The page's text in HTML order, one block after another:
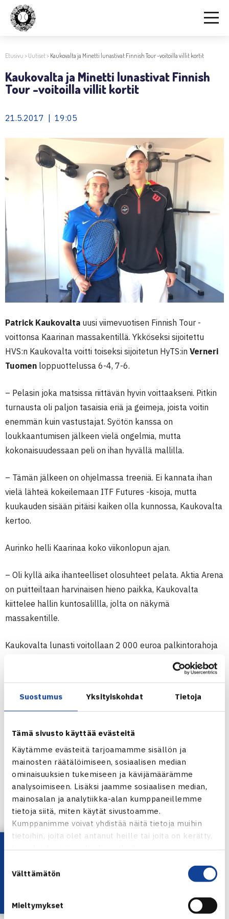
Suostumus Yksityiskohdat Tietoja
Tämä sivusto käyttää evästeitä
Käytämme evästeitä tarjoamamme sisällön ja
mainosten räätälöimiseen, sosiaalisen median
ominaisuuksien tukemiseen ja kävijämäärämme
analysoimiseen. Lisäksi jaamme sosiaalisen median,
mainosalan ja analytiikka-alan kumppaneillemme
tietoja siitä, miten käytät sivustoamme.
Kumppanimme voivat yhdistää näitä tietoja muihin
tietoihin, joita olet antanut heille tai joita on kerätty,
kun olet käyttänyt heidän palvelujaan.
valinta
Välttämätön
Mieltymykset
Etusivu > Uutiset> Kaukovalta ja Minetti lunastivat Finnish Tour -voitoilla villit kortit
Kaukovalta ja Minetti lunastivat Finnish
Tour -voitoilla villit kortit
21.5.2017 | 19:05
Patrick Kaukovalta uusi viimevuotisen Finnish Tour -
voittonsa Kaarinan massakentillä. Ykköseksi sijoitettu
HVS:n Kaukovalta voitti toiseksi sijoitetun HyTS:in Verneri
Tuomen loppuottelussa 6-4, 7-6.
– Pelasin joka matsissa riittävän hyvin voittaakseni. Pitkin
turnausta oli paljon tasaisia eriä ja geimeja, joista voitin
enemmän kuin vastustajat. Syötön kanssa on
loukkaantumisen jälkeen vielä ongelmia, mutta
kokonaisuudessaan peli on ihan hyvällä mallilla.
– Tämän jälkeen on ohjelmassa treeniä. Ei kannata ihan
vielä lähteä kokeilemaan ITF Futures -kisoja, mutta
kuukauden sisään pitäisi kaiken olla kunnossa, Kaukovalta
kertoo.
Aurinko helli Kaarinaa koko viikonlopun ajan.
– Oli kyllä aika ihanteelliset olosuhteet pelata. Aktia Arena
on puitteiltaan harvinaisen hieno paikka, Kaukovalta
kiittelee hallin kuntosalillla, jolta on näkymä
massakentille.
Kaukovalta lunasti voitollaan 2 000 euroa palkintorahoja
ja paikan Kaarinassa elokuun alussa pelattavan ITF
– KiitosJohan Skogmanilleja ÅLK:lle hienosti
Tulokset:
https://www.tennisassa.fi/direct.aspx?
area=kj&oper=kaavio&id=30153
MINETTI URAKOI VOITON – TÄNÄÄN YLI VIISI TUNTIA
KENTÄLLÄ
Välierät ratkottiin neljän tamperelaisen kesken, kun Ella
Lataa OmaTennis!